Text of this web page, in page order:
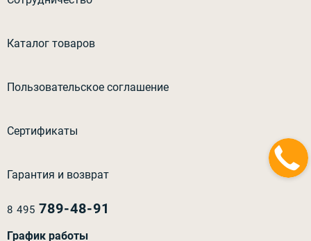
Каталог товаров
Пользовательское соглашение
Сертификаты
Гарантия и возврат
8 495 789-48-91
График работы